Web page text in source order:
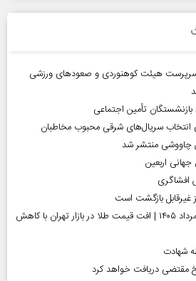
سرپرست هیئت کوهنوردی و صعودهای ورزشی
تأمین اجتماعی
انتخاب سریال‌های شرقی محبوب مخاطبان
چاووشی منتشر شد
اربعین
افشاگری
غیرقابل بازگشت است
قیمت طلا و سکه امروز ۱۱ مرداد ۱۴۰۵ | افت قیمت طلا در بازار تهران با کاهش
شهادت
مقتضی دریافت خواهد کرد